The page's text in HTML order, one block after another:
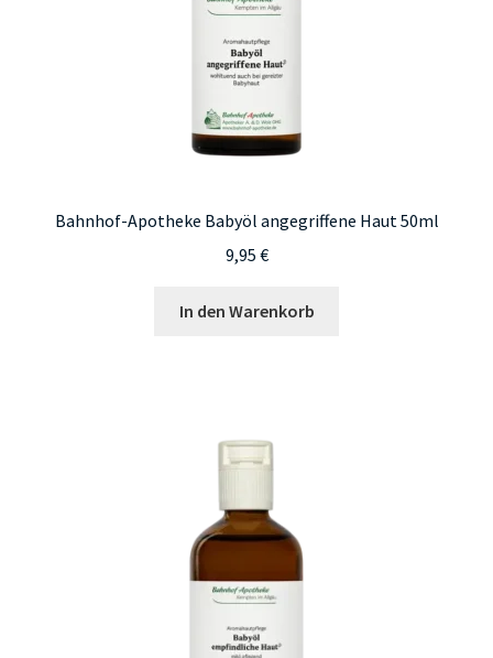
Bahnhof-Apotheke Babyöl angegriffene Haut 50ml
9,95 €
In den Warenkorb